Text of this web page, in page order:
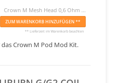
Crown M Mesh Head 0,6 Ohm ...
ZUM WARENKORB HINZUFÜGEN **
** Lieferzeit im Warenkorb beachten
Crown M Pod Mod Kit.